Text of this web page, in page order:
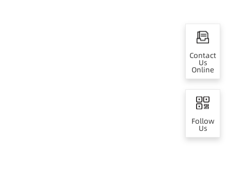
Contact
Us
Online
Follow
Us